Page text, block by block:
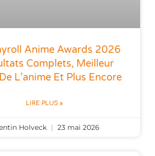
Anime Awards 2026
Complets, Meilleur
L’anime Et Plus Encore
LIRE PLUS »
Holveck 23 mai 2026